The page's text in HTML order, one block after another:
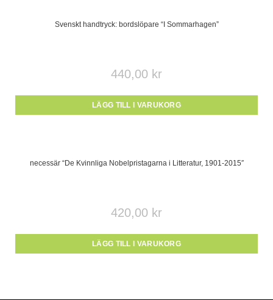
Svenskt handtryck: bordslöpare “I Sommarhagen”
440,00 kr
LÄGG TILL I VARUKORG
necessär “De Kvinnliga Nobelpristagarna i Litteratur, 1901-2015″
420,00 kr
LÄGG TILL I VARUKORG